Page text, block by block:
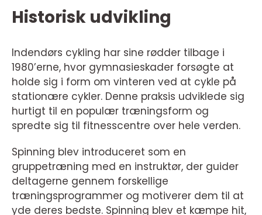
Historisk udvikling
Indendørs cykling har sine rødder tilbage i
1980’erne, hvor gymnasieskader forsøgte at
holde sig i form om vinteren ved at cykle på
stationære cykler. Denne praksis udviklede sig
hurtigt til en populær træningsform og
spredte sig til fitnesscentre over hele verden.
Spinning blev introduceret som en
gruppetræning med en instruktør, der guider
deltagerne gennem forskellige
træningsprogrammer og motiverer dem til at
yde deres bedste. Spinning blev et kæmpe hit,